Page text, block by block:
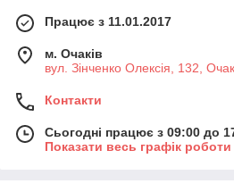
Працює з 11.01.2017
м. Очаків
вул. Зінченко Олексія, 132,
Контакти
Сьогодні працює з 09:00 до
Показати весь графік роботи